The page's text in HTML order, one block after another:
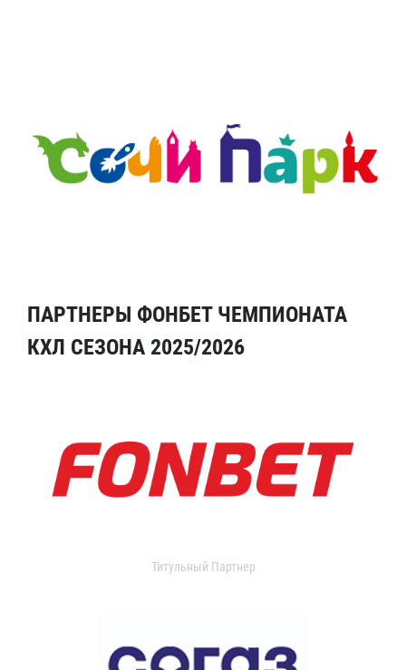
ПАРТНЕРЫ ФОНБЕТ ЧЕМПИОНАТА
КХЛ СЕЗОНА 2025/2026
Титульный Партнер